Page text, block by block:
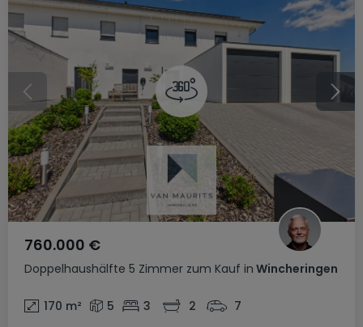
Doppelhaushälfte 5 Zimmer zum Kauf in Wincheringen
760.000 €
170 m² 5 3 2 7